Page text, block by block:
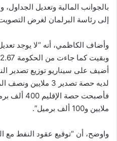
بالجوانب المالية وتعديل
إلى رئاسة البرلمان لغرض
وأضاف الكاظمي، أنه “لا يوجد
أضيف على سيناريو توزيع تصدير
لديه حصة تصدير 3
ملايين و100 ألف برميل”.
واوضح، أن “توقيع عقود النفط مع